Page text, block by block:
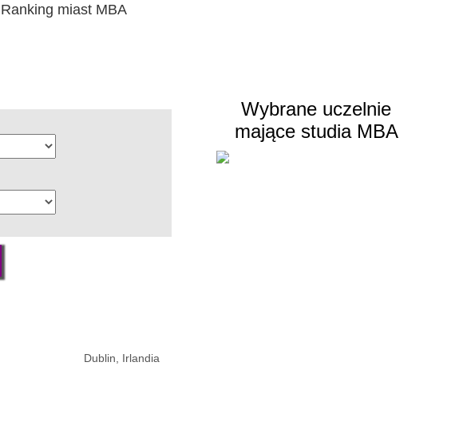
Ranking miast MBA
Dublin, Irlandia
Wybrane uczelnie
mające studia MBA